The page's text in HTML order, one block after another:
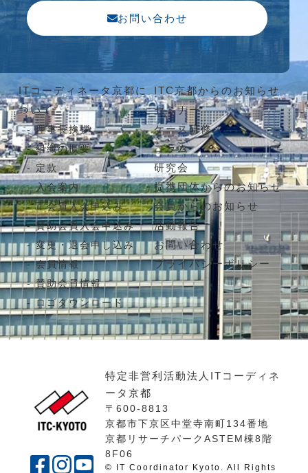
お問い合わせ
ITコーディネータ京都に
ついて
理事長挨拶
組織の概要
定款
入会案内
正会員入会申込み
賛助会員入会申込み
変更・退会申し込み
会員情報
賛助会員情報
ロゴダウンロード
ITC京都からのお知らせ
セミナー
ケース研修
コラム
研究会
提携団体からのお知らせ
会員からのお知らせ
活動報告
お問い合わせ
プライバシーポリシー
特定非営利活動法人ITコーディネ
ータ京都
〒600-8813
京都市下京区中堂寺南町134番地
京都リサーチパークASTEM棟8階
8F06
© IT Coordinator Kyoto. All Rights